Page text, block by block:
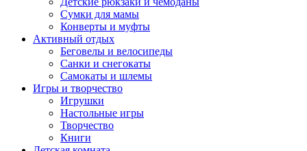
Сумки для мамы
Конверты и муфты
Активный отдых
Беговелы и велосипеды
Санки и снегокаты
Самокаты и шлемы
Игры и творчество
Игрушки
Настольные игры
Творчество
Книги